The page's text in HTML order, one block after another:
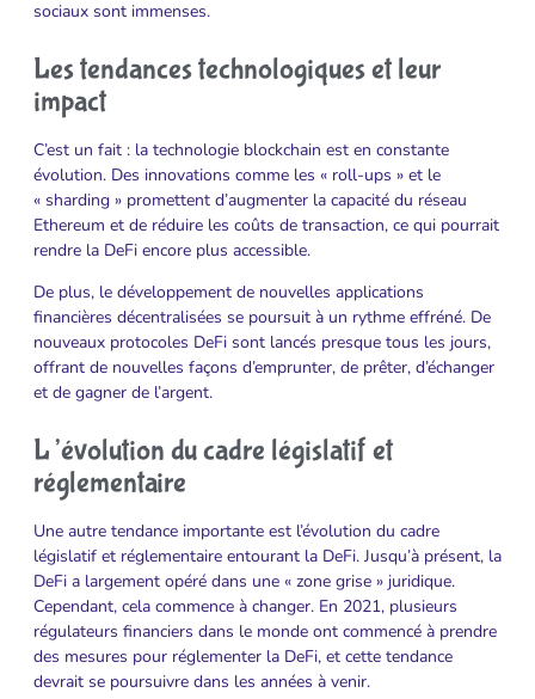
sociaux sont immenses.
Les tendances technologiques et leur
impact
C’est un fait : la technologie blockchain est en constante
évolution. Des innovations comme les « roll-ups » et le
« sharding » promettent d’augmenter la capacité du réseau
Ethereum et de réduire les coûts de transaction, ce qui pourrait
rendre la DeFi encore plus accessible.
De plus, le développement de nouvelles applications
financières décentralisées se poursuit à un rythme effréné. De
nouveaux protocoles DeFi sont lancés presque tous les jours,
offrant de nouvelles façons d’emprunter, de prêter, d’échanger
et de gagner de l’argent.
L’évolution du cadre législatif et
réglementaire
Une autre tendance importante est l’évolution du cadre
législatif et réglementaire entourant la DeFi. Jusqu’à présent, la
DeFi a largement opéré dans une « zone grise » juridique.
Cependant, cela commence à changer. En 2021, plusieurs
régulateurs financiers dans le monde ont commencé à prendre
des mesures pour réglementer la DeFi, et cette tendance
devrait se poursuivre dans les années à venir.